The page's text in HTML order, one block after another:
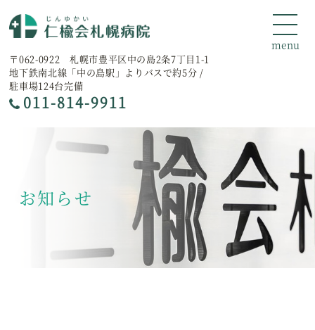
〒062-0922 札幌市豊平区中の島2条7丁目1-1
地下鉄南北線「中の島駅」よりバスで約5分 /
駐車場124台完備
011-814-9911
お知らせ